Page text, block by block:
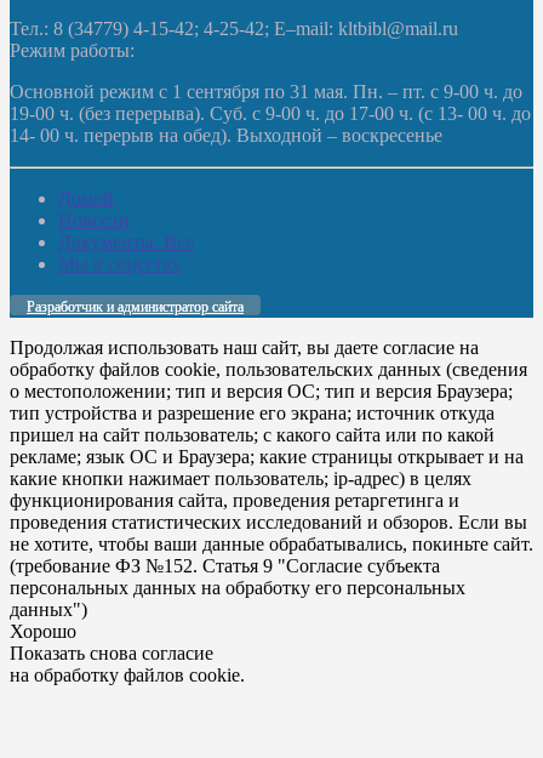
Тел.: 8 (34779) 4-15-42; 4-25-42; E–mail: kltbibl@mail.ru
Режим работы:
Основной режим с 1 сентября по 31 мая. Пн. – пт. с 9-00 ч. до
19-00 ч. (без перерыва). Суб. с 9-00 ч. до 17-00 ч. (с 13- 00 ч. до
14- 00 ч. перерыв на обед). Выходной – воскресенье
Домой
Новости
Документы. Все
Мы в соцсетях
Разработчик и администратор сайта
Продолжая использовать наш сайт, вы даете согласие на
обработку файлов cookie, пользовательских данных (сведения
о местоположении; тип и версия ОС; тип и версия Браузера;
тип устройства и разрешение его экрана; источник откуда
пришел на сайт пользователь; с какого сайта или по какой
рекламе; язык ОС и Браузера; какие страницы открывает и на
какие кнопки нажимает пользователь; ip-адрес) в целях
функционирования сайта, проведения ретаргетинга и
проведения статистических исследований и обзоров. Если вы
не хотите, чтобы ваши данные обрабатывались, покиньте сайт.
(требование ФЗ №152. Статья 9 "Согласие субъекта
персональных данных на обработку его персональных
данных")
Хорошо
Показать снова согласие
на обработку файлов cookie.